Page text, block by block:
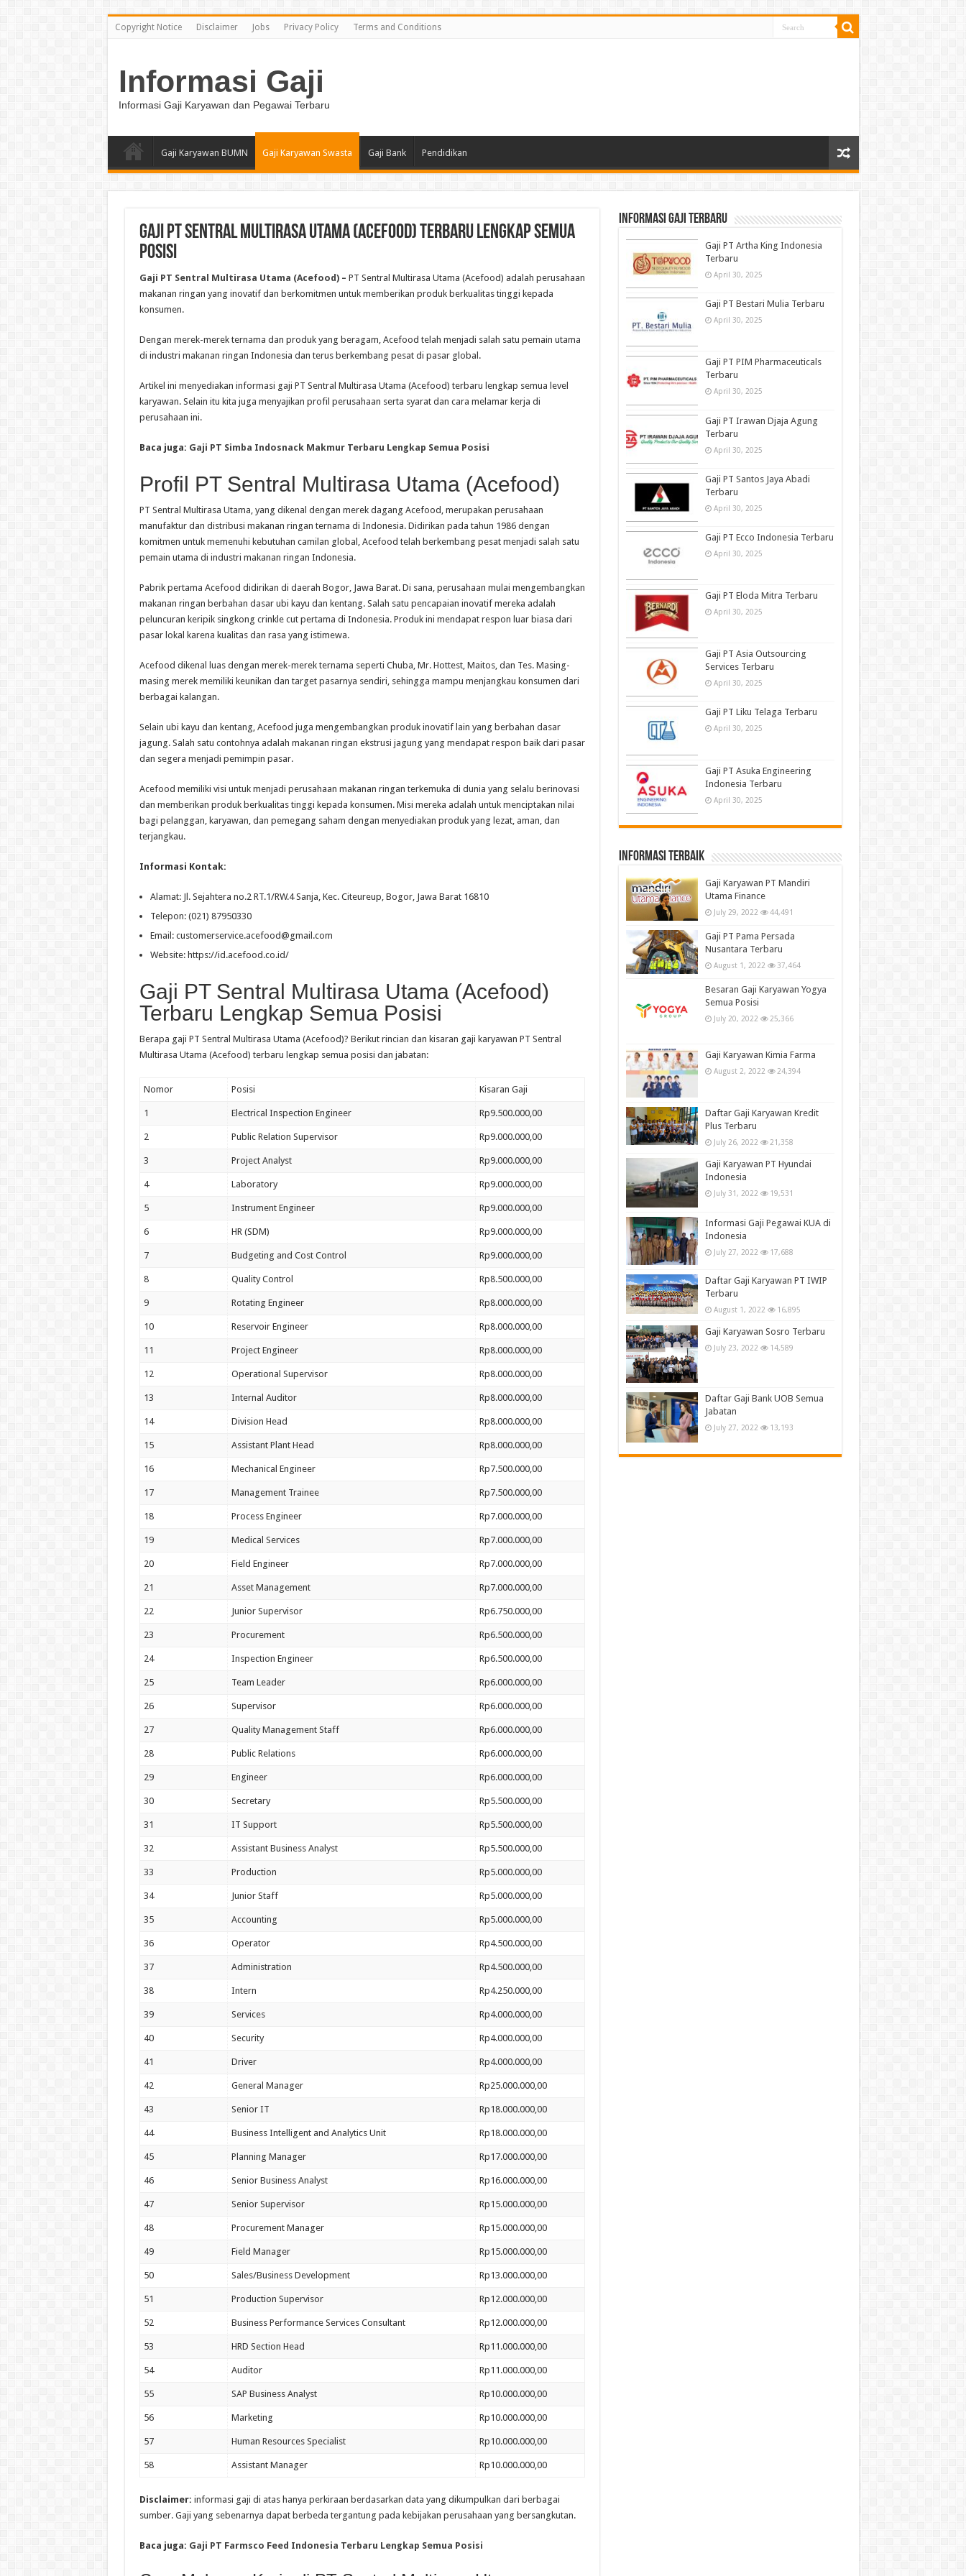
Copyright Notice Disclaimer Jobs Privacy Policy Terms and Conditions
Informasi Gaji
Informasi Gaji Karyawan dan Pegawai Terbaru
Gaji Karyawan BUMN Gaji Karyawan Swasta Gaji Bank Pendidikan
Gaji PT Sentral Multirasa Utama (Acefood) Terbaru Lengkap Semua
Posisi
Gaji PT Sentral Multirasa Utama (Acefood) – PT Sentral Multirasa Utama (Acefood) adalah perusahaan
makanan ringan yang inovatif dan berkomitmen untuk memberikan produk berkualitas tinggi kepada
konsumen.
Dengan merek-merek ternama dan produk yang beragam, Acefood telah menjadi salah satu pemain utama
di industri makanan ringan Indonesia dan terus berkembang pesat di pasar global.
Artikel ini menyediakan informasi gaji PT Sentral Multirasa Utama (Acefood) terbaru lengkap semua level
karyawan. Selain itu kita juga menyajikan profil perusahaan serta syarat dan cara melamar kerja di
perusahaan ini.
Baca juga: Gaji PT Simba Indosnack Makmur Terbaru Lengkap Semua Posisi
Profil PT Sentral Multirasa Utama (Acefood)
PT Sentral Multirasa Utama, yang dikenal dengan merek dagang Acefood, merupakan perusahaan
manufaktur dan distribusi makanan ringan ternama di Indonesia. Didirikan pada tahun 1986 dengan
komitmen untuk memenuhi kebutuhan camilan global, Acefood telah berkembang pesat menjadi salah satu
pemain utama di industri makanan ringan Indonesia.
Pabrik pertama Acefood didirikan di daerah Bogor, Jawa Barat. Di sana, perusahaan mulai mengembangkan
makanan ringan berbahan dasar ubi kayu dan kentang. Salah satu pencapaian inovatif mereka adalah
peluncuran keripik singkong crinkle cut pertama di Indonesia. Produk ini mendapat respon luar biasa dari
pasar lokal karena kualitas dan rasa yang istimewa.
Acefood dikenal luas dengan merek-merek ternama seperti Chuba, Mr. Hottest, Maitos, dan Tes. Masing-
masing merek memiliki keunikan dan target pasarnya sendiri, sehingga mampu menjangkau konsumen dari
berbagai kalangan.
Selain ubi kayu dan kentang, Acefood juga mengembangkan produk inovatif lain yang berbahan dasar
jagung. Salah satu contohnya adalah makanan ringan ekstrusi jagung yang mendapat respon baik dari pasar
dan segera menjadi pemimpin pasar.
Acefood memiliki visi untuk menjadi perusahaan makanan ringan terkemuka di dunia yang selalu berinovasi
dan memberikan produk berkualitas tinggi kepada konsumen. Misi mereka adalah untuk menciptakan nilai
bagi pelanggan, karyawan, dan pemegang saham dengan menyediakan produk yang lezat, aman, dan
terjangkau.
Informasi Kontak:
Alamat: Jl. Sejahtera no.2 RT.1/RW.4 Sanja, Kec. Citeureup, Bogor, Jawa Barat 16810
Telepon: (021) 87950330
Email: customerservice.acefood@gmail.com
Website: https://id.acefood.co.id/
Gaji PT Sentral Multirasa Utama (Acefood)
Terbaru Lengkap Semua Posisi
Berapa gaji PT Sentral Multirasa Utama (Acefood)? Berikut rincian dan kisaran gaji karyawan PT Sentral
Multirasa Utama (Acefood) terbaru lengkap semua posisi dan jabatan:
Nomor Posisi Kisaran Gaji
1 Electrical Inspection Engineer Rp9.500.000,00
2 Public Relation Supervisor Rp9.000.000,00
3 Project Analyst Rp9.000.000,00
4 Laboratory Rp9.000.000,00
5 Instrument Engineer Rp9.000.000,00
6 HR (SDM) Rp9.000.000,00
7 Budgeting and Cost Control Rp9.000.000,00
8 Quality Control Rp8.500.000,00
9 Rotating Engineer Rp8.000.000,00
10 Reservoir Engineer Rp8.000.000,00
11 Project Engineer Rp8.000.000,00
12 Operational Supervisor Rp8.000.000,00
13 Internal Auditor Rp8.000.000,00
14 Division Head Rp8.000.000,00
15 Assistant Plant Head Rp8.000.000,00
16 Mechanical Engineer Rp7.500.000,00
17 Management Trainee Rp7.500.000,00
18 Process Engineer Rp7.000.000,00
19 Medical Services Rp7.000.000,00
20 Field Engineer Rp7.000.000,00
21 Asset Management Rp7.000.000,00
22 Junior Supervisor Rp6.750.000,00
23 Procurement Rp6.500.000,00
24 Inspection Engineer Rp6.500.000,00
25 Team Leader Rp6.000.000,00
26 Supervisor Rp6.000.000,00
27 Quality Management Staff Rp6.000.000,00
28 Public Relations Rp6.000.000,00
29 Engineer Rp6.000.000,00
30 Secretary Rp5.500.000,00
31 IT Support Rp5.500.000,00
32 Assistant Business Analyst Rp5.500.000,00
33 Production Rp5.000.000,00
34 Junior Staff Rp5.000.000,00
35 Accounting Rp5.000.000,00
36 Operator Rp4.500.000,00
37 Administration Rp4.500.000,00
38 Intern Rp4.250.000,00
39 Services Rp4.000.000,00
40 Security Rp4.000.000,00
41 Driver Rp4.000.000,00
42 General Manager Rp25.000.000,00
43 Senior IT Rp18.000.000,00
44 Business Intelligent and Analytics Unit Rp18.000.000,00
45 Planning Manager Rp17.000.000,00
46 Senior Business Analyst Rp16.000.000,00
47 Senior Supervisor Rp15.000.000,00
48 Procurement Manager Rp15.000.000,00
49 Field Manager Rp15.000.000,00
50 Sales/Business Development Rp13.000.000,00
51 Production Supervisor Rp12.000.000,00
52 Business Performance Services Consultant Rp12.000.000,00
53 HRD Section Head Rp11.000.000,00
54 Auditor Rp11.000.000,00
55 SAP Business Analyst Rp10.000.000,00
56 Marketing Rp10.000.000,00
57 Human Resources Specialist Rp10.000.000,00
58 Assistant Manager Rp10.000.000,00
Disclaimer: informasi gaji di atas hanya perkiraan berdasarkan data yang dikumpulkan dari berbagai
sumber. Gaji yang sebenarnya dapat berbeda tergantung pada kebijakan perusahaan yang bersangkutan.
Baca juga: Gaji PT Farmsco Feed Indonesia Terbaru Lengkap Semua Posisi
informasi gaji terbaru
Gaji PT Artha King Indonesia
Terbaru
April 30, 2025
Gaji PT Bestari Mulia Terbaru
April 30, 2025
Gaji PT PIM Pharmaceuticals
Terbaru
April 30, 2025
Gaji PT Irawan Djaja Agung
Terbaru
April 30, 2025
Gaji PT Santos Jaya Abadi
Terbaru
April 30, 2025
Gaji PT Ecco Indonesia Terbaru
April 30, 2025
Gaji PT Eloda Mitra Terbaru
April 30, 2025
Gaji PT Asia Outsourcing
Services Terbaru
April 30, 2025
Gaji PT Liku Telaga Terbaru
April 30, 2025
Gaji PT Asuka Engineering
Indonesia Terbaru
April 30, 2025
informasi terbaik
Gaji Karyawan PT Mandiri
Utama Finance
July 29, 2022 44,491
Gaji PT Pama Persada
Nusantara Terbaru
August 1, 2022 37,464
Besaran Gaji Karyawan Yogya
Semua Posisi
July 20, 2022 25,366
Gaji Karyawan Kimia Farma
August 2, 2022 24,394
Daftar Gaji Karyawan Kredit
Plus Terbaru
July 26, 2022 21,358
Gaji Karyawan PT Hyundai
Indonesia
July 31, 2022 19,531
Informasi Gaji Pegawai KUA di
Indonesia
July 27, 2022 17,688
Daftar Gaji Karyawan PT IWIP
Terbaru
August 1, 2022 16,895
Gaji Karyawan Sosro Terbaru
July 23, 2022 14,589
Daftar Gaji Bank UOB Semua
Jabatan
July 27, 2022 13,193